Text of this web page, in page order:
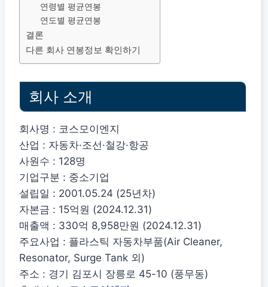
연령별 평균연봉
연도별 평균연봉
결론
다른 회사 연봉정보 확인하기
회사 소개
회사명 : 코스모이엔지
산업 : 자동차·조선·철강·항공
사원수 : 128명
기업구분 : 중소기업
설립일 : 2001.05.24 (25년차)
자본금 : 15억원 (2024.12.31)
매출액 : 330억 8,958만원 (2024.12.31)
주요사업 : 플라스틱 자동차부품(Air Cleaner,
Resonator, Surge Tank 외)
주소 : 경기 김포시 장릉로 45-10 (풍무동)